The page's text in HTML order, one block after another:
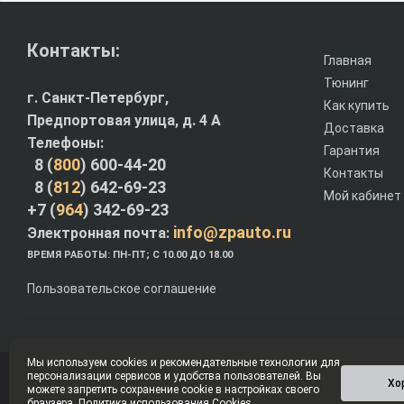
Главная
Тюнинг
Как купить
Доставка
Гарантия
Контакты
Мой кабинет
Контакты:
г. Санкт-Петербург,
Предпортовая улица, д. 4 A
Телефоны:
8 (800) 600-44-20
8 (812) 642-69-23
+7 (964) 342-69-23
Электронная почта: info@zpauto.ru
ВРЕМЯ РАБОТЫ: ПН-ПТ; С 10.00 ДО 18.00
Пользовательское соглашение
© Интернет-магазин ZPauto.ru 2012-2026
Мы используем cookies и рекомендательные технологии для
персонализации сервисов и удобства пользователей. Вы
можете запретить сохранение cookie в настройках своего